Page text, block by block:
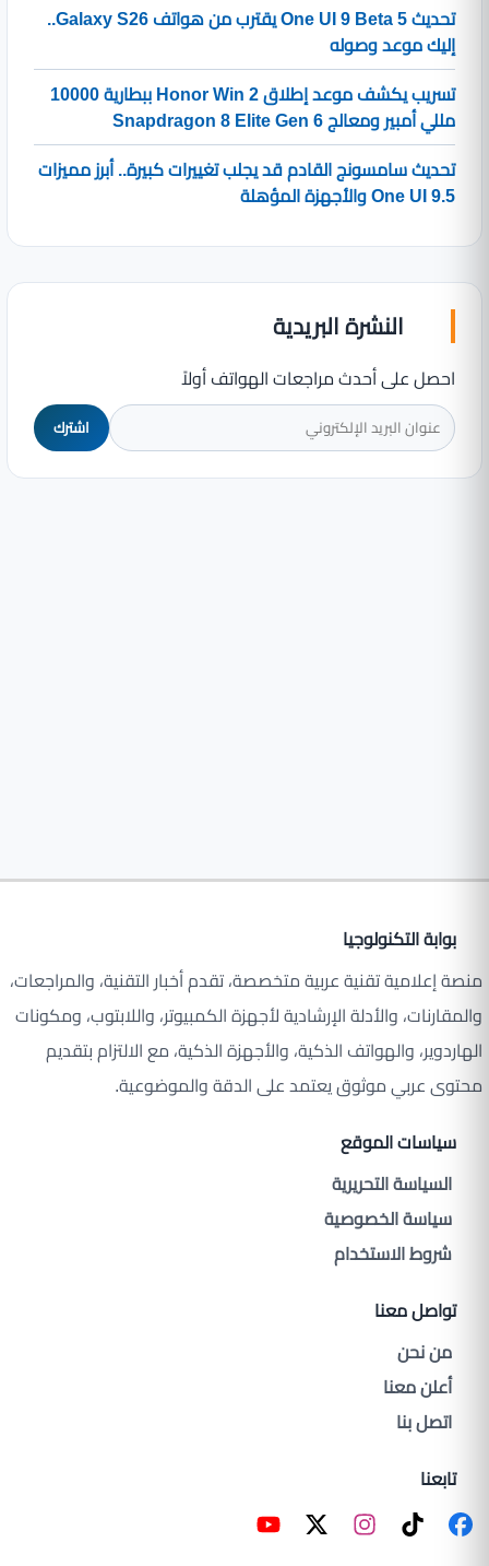
تحديث One UI 9 Beta 5 يقترب من هواتف Galaxy S26..
إليك موعد وصوله
تسريب يكشف موعد إطلاق Honor Win 2 ببطارية 10000
مللي أمبير ومعالج Snapdragon 8 Elite Gen 6
تحديث سامسونج القادم قد يجلب تغييرات كبيرة.. أبرز مميزات
One UI 9.5 والأجهزة المؤهلة
النشرة البريدية
احصل على أحدث مراجعات الهواتف أولاً
اشترك
بوابة التكنولوجيا
منصة إعلامية تقنية عربية متخصصة، تقدم أخبار التقنية، والمراجعات،
والمقارنات، والأدلة الإرشادية لأجهزة الكمبيوتر، واللابتوب، ومكونات
الهاردوير، والهواتف الذكية، والأجهزة الذكية، مع الالتزام بتقديم
محتوى عربي موثوق يعتمد على الدقة والموضوعية.
سياسات الموقع
السياسة التحريرية
سياسة الخصوصية
شروط الاستخدام
تواصل معنا
من نحن
أعلن معنا
اتصل بنا
تابعنا